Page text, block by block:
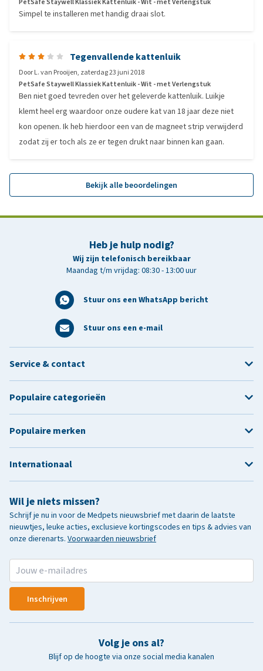
Simpel te installeren met handig draai slot.
Tegenvallende kattenluik
DoorL. van Prooijen, zaterdag 23 juni 2018
PetSafe Staywell Klassiek Kattenluik - Wit - met Verlengstuk
Ben niet goed tevreden over het geleverde kattenluik. Luikje
klemt heel erg waardoor onze oudere kat van 18 jaar deze niet
kon openen. Ik heb hierdoor een van de magneet strip verwijderd
zodat zij er toch als ze er tegen drukt naar binnen kan gaan.
Bekijk alle beoordelingen
Heb je hulp nodig?
Wij zijn telefonisch bereikbaar
Maandag t/m vrijdag: 08:30 - 13:00 uur
Stuur ons een WhatsApp bericht
Stuur ons een e-mail
Wil je niets missen?
Schrijf je nu in voor de Medpets nieuwsbrief met daarin de laatste
nieuwtjes, leuke acties, exclusieve kortingscodes en tips & advies van
onze dierenarts. Voorwaarden nieuwsbrief
Inschrijven
Volg je ons al?
Blijf op de hoogte via onze social media kanalen
Service & contact
Populaire categorieën
Populaire merken
Internationaal